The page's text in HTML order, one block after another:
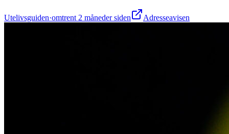
Utelivsguiden·omtrent 2 måneder siden Adresseavisen